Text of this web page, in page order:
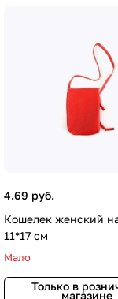
4.69 руб.
Кошелек женский
11*17 см
Мало
Только в
магазине